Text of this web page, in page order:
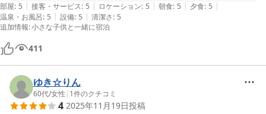
ご飯も丁寧な仕事でとても美味しかったです。
一部口コミにある汚れや不衛生感は一切感じられませんでした。
部屋: 5 | 接客・サービス: 5 | ロケーション: 5 | 朝食: 5 | 夕食: 5 |
温泉・お風呂: 5 | 設備: 5 | 清潔さ: 5
追加情報:小さな子供と一緒に宿泊
411
ゆき☆りん
60代/女性 | 1件のクチコミ
4 2025年11月19日投稿